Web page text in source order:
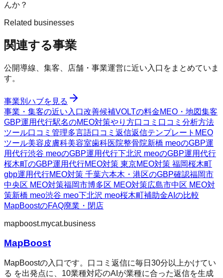
んか？
Related businesses
関連する事業
公開導線、集客、店舗・事業運営に近い入口をまとめていま
す。
事業別ハブを見る
事業・集客の近い入口改善候補VOLTの料金MEO・地図集客
GBP運用代行駅名のMEO対策やり方口コミ 口コミ分析方法
ツール口コミ管理多言語口コミ返信返信テンプレート MEO
ツール美容皮膚科美容室歯科医院整骨院新橋 meoのGBP運
用代行渋谷 meoのGBP運用代行下北沢 meoのGBP運用代行
桜木町のGBP運用代行MEO対策 東京MEO対策 福岡桜木町
gbp運用代行MEO対策 千葉六本木・港区のGBP確認福岡市
中央区 MEO対策福岡市博多区 MEO対策広島市中区 MEO対
策新橋 meo渋谷 meo下北沢 meo桜木町補助金AIの比較
MapBoostのFAQ廃業・閉店
mapboost.mycat.business
MapBoost
MapBoostの入口です。口コミ返信に毎日30分以上かけてい
る を出発点に、10業種対応のAIが業種に合った返信を生成